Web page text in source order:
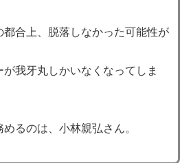
都合上、脱落しなかった可能性が
我牙丸しかいなくなってしま
るのは、小林親弘さん。